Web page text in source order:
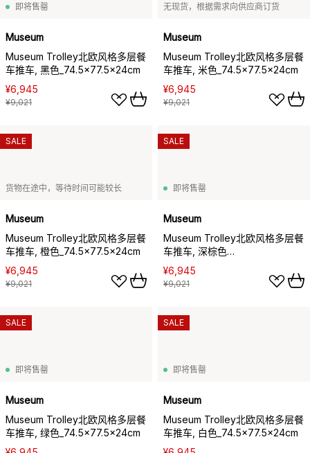
即将售罄
Museum
Museum Trolley北欧风格多层餐
车推车, 黑色_74.5x77.5x24cm
¥6,945
¥9,021
无现货，根据需求向供应商订货
Museum
Museum Trolley北欧风格多层餐
车推车, 米色_74.5x77.5x24cm
¥6,945
¥9,021
货物在途中，等待时间可能较长
Museum
Museum Trolley北欧风格多层餐
车推车, 橙色_74.5x77.5x24cm
¥6,945
¥9,021
SALE
即将售罄
Museum
Museum Trolley北欧风格多层餐
车推车, 深棕色
_74.5x77.5x24cm
¥6,945
¥9,021
SALE
即将售罄
Museum
Museum Trolley北欧风格多层餐
车推车, 绿色_74.5x77.5x24cm
SALE
即将售罄
Museum
Museum Trolley北欧风格多层餐
车推车, 白色_74.5x77.5x24cm
SALE